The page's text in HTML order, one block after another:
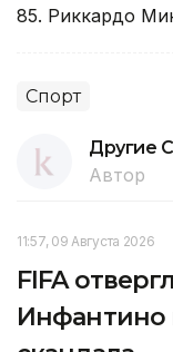
85. Риккардо
Спорт
Другие
Автор
11:57, 09 Августа 2026
FIFA
Инфантино